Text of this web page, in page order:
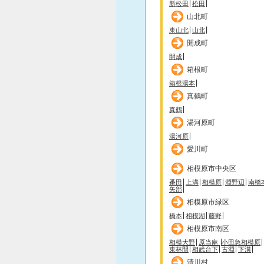
新松田 松田
山北町
東山北 山北
開成町
開成
箱根町
箱根湯本
真鶴町
真鶴
湯河原町
湯河原
愛川町
相模原市中央区
番田 上溝 相模原 淵野辺 南橋
矢部
相模原市緑区
橋本 相模湖 藤野
相模原市南区
相模大野 原当麻 小田急相模原
東林間 相武台下 古淵 下溝
清川村